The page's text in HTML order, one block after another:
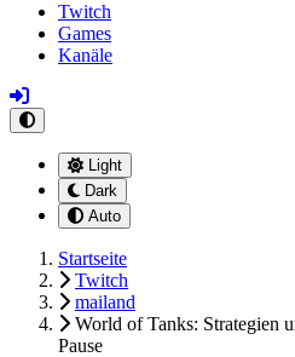
Twitch
Games
Kanäle
Light
Dark
Auto
Startseite
Twitch
mailand
World of Tanks: Strategien
Pause